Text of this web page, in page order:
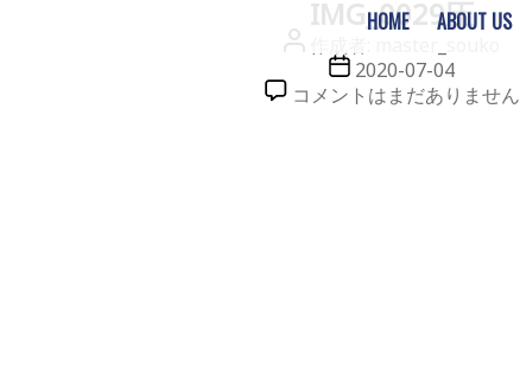
HOME ABOUT US
IMG_0029圧
投
稿
者 投
稿
日
2020-07-04
IMG_0029
圧
コメントはまだありません